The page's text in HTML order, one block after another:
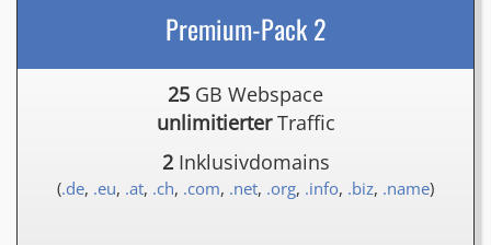
Premium-Pack 2
25 GB Webspace
unlimitierterTraffic
2Inklusivdomains
(.de, .eu, .at, .ch, .com, .net, .org, .info, .biz, .name)